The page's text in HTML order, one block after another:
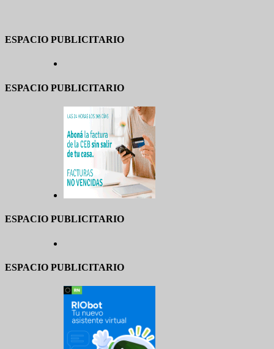
ESPACIO PUBLICITARIO
ESPACIO PUBLICITARIO
ESPACIO PUBLICITARIO
ESPACIO PUBLICITARIO